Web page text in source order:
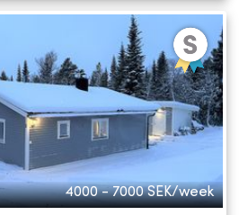
4000 - 7000 SEK/week